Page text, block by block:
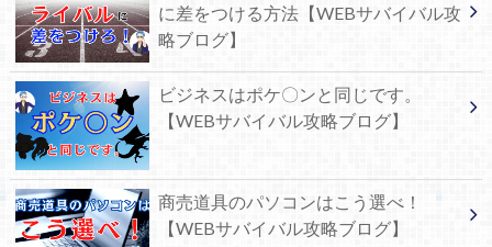
に差をつける方法【WEBサバイバル攻
略ブログ】
ビジネスはポケ〇ンと同じです。
【WEBサバイバル攻略ブログ】
商売道具のパソコンはこう選べ！
【WEBサバイバル攻略ブログ】